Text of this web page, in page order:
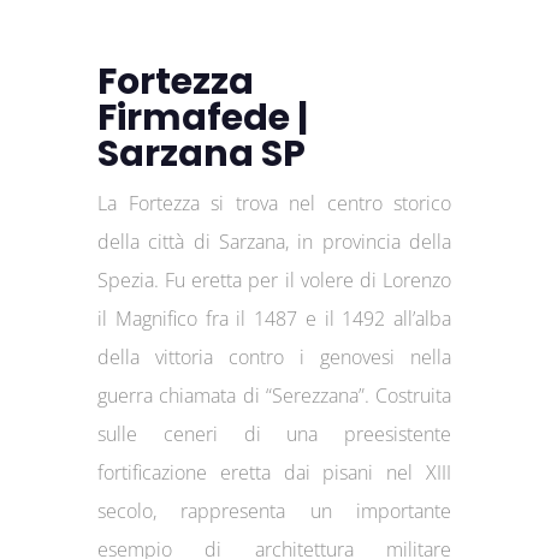
Fortezza
Firmafede |
Sarzana SP
La Fortezza si trova nel centro storico
della città di Sarzana, in provincia della
Spezia. Fu eretta per il volere di Lorenzo
il Magnifico fra il 1487 e il 1492 all’alba
della vittoria contro i genovesi nella
guerra chiamata di “Serezzana”. Costruita
sulle ceneri di una preesistente
fortificazione eretta dai pisani nel XIII
secolo, rappresenta un importante
esempio di architettura militare